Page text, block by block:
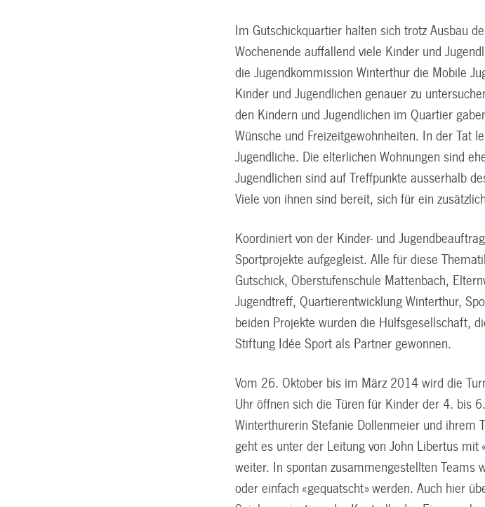
Im Gutschickquartier halten sich trotz Ausbau
Wochenende auffallend viele Kinder und
die Jugendkommission Winterthur die Mobile
Kinder und Jugendlichen genauer zu
den Kindern und Jugendlichen im Quartier
Wünsche und Freizeitgewohnheiten. In der Tat
Jugendliche. Die elterlichen Wohnungen sind
Jugendlichen sind auf Treffpunkte ausserhalb
Viele von ihnen sind bereit, sich für ein
Koordiniert von der Kinder- und
Sportprojekte aufgegleist. Alle für diese
Gutschick, Oberstufenschule Mattenbach,
Jugendtreff, Quartierentwicklung Winterthur,
beiden Projekte wurden die Hülfsgesellschaft,
Stiftung Idée Sport als Partner gewonnen.
Vom 26. Oktober bis im März 2014 wird die
Uhr öffnen sich die Türen für Kinder der 4. bis
Winterthurerin Stefanie Dollenmeier und ihrem
geht es unter der Leitung von John Libertus
weiter. In spontan zusammengestellten Teams
oder einfach «gequatscht» werden. Auch hier